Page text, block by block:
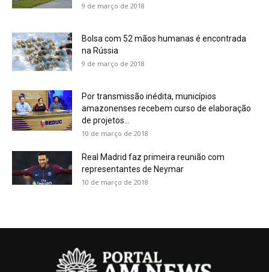
9 de março de 2018
Bolsa com 52 mãos humanas é encontrada
na Rússia
9 de março de 2018
Por transmissão inédita, municípios
amazonenses recebem curso de elaboração
de projetos...
10 de março de 2018
Real Madrid faz primeira reunião com
representantes de Neymar
10 de março de 2018